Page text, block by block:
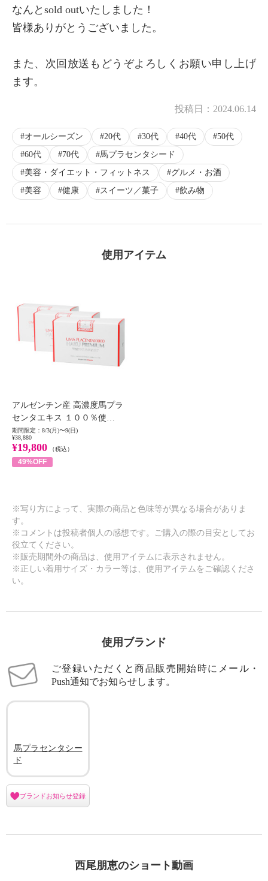
なんとsold outいたしました！
皆様ありがとうございました。
また、次回放送もどうぞよろしくお願い申し上げ
ます。
投稿日： 2024.06.14
オールシーズン 20代 30代 40代
50代
60代
70代
馬プラセンタシード
美容・ダイエット・フィットネス
グルメ・お酒
美容
健康 スイーツ／菓子 飲み物
使用アイテム
アルゼンチン産 高濃度馬プラ
センタエキス １００％使…
期間限定：8/3(月)〜9(日)
¥38,880
¥19,800 （税込）
49%OFF
※写り方によって、実際の商品と色味等が異なる場合がありま
す。
※コメントは投稿者個人の感想です。ご購入の際の目安としてお
役立てください。
※販売期間外の商品は、使用アイテムに表示されません。
※正しい着用サイズ・カラー等は、使用アイテムをご確認くださ
い。
使用ブランド
ご登録いただくと商品販売開始時にメール・
Push通知でお知らせします。
馬プラセンタシー
ド
ブランドお知らせ登録
西尾朋恵のショート動画